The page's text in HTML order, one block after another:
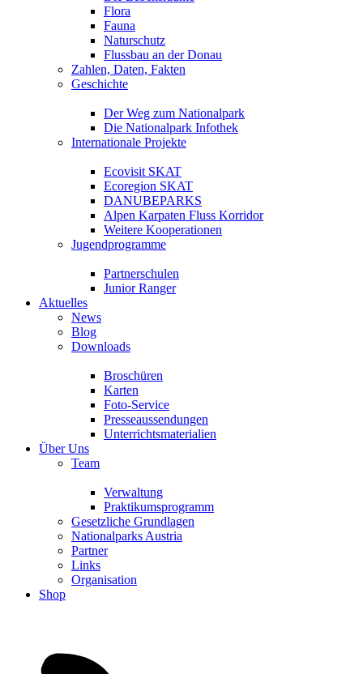
Flora
Fauna
Naturschutz
Flussbau an der Donau
Zahlen, Daten, Fakten
Geschichte
Der Weg zum Nationalpark
Die Nationalpark Infothek
Internationale Projekte
Ecovisit SKAT
Ecoregion SKAT
DANUBEPARKS
Alpen Karpaten Fluss Korridor
Weitere Kooperationen
Jugendprogramme
Partnerschulen
Junior Ranger
Aktuelles
News
Blog
Downloads
Broschüren
Karten
Foto-Service
Presseaussendungen
Unterrichtsmaterialien
Über Uns
Team
Verwaltung
Praktikumsprogramm
Gesetzliche Grundlagen
Nationalparks Austria
Partner
Links
Organisation
Shop